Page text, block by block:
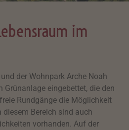
im
der Wohnpark Arche Noah
Grünanlage eingebettet, die den
Rundgänge die Möglichkeit
diesem Bereich sind auch
vorhanden. Auf der